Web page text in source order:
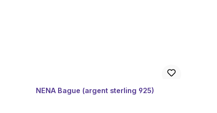
NENA Bague (argent sterling 925)